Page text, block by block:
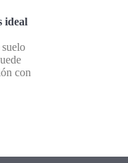
ideal
con